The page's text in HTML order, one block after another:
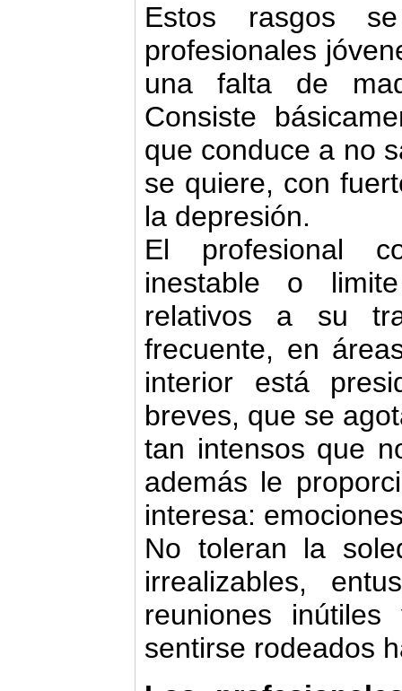
Estos rasgos
profesionales
una falta de
Consiste
que conduce a no
se quiere, con
la depresión.
El profesional
inestable o
relativos a su
frecuente, en
interior está
breves, que se
tan intensos que
además le
interesa:
No toleran la
irrealizables,
reuniones
sentirse rodeados